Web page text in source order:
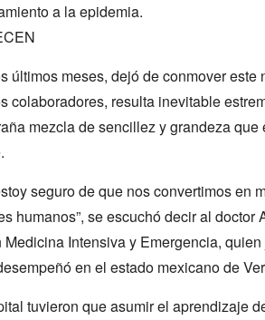
a la epidemia.
últimos meses, dejó de conmover este
colaboradores, resulta inevitable
mezcla de sencillez y grandeza que
seguro de que nos convertimos en
humanos”, se escuchó decir al doctor
Intensiva y Emergencia,
en el estado mexicano de
tuvieron que asumir el aprendizaje